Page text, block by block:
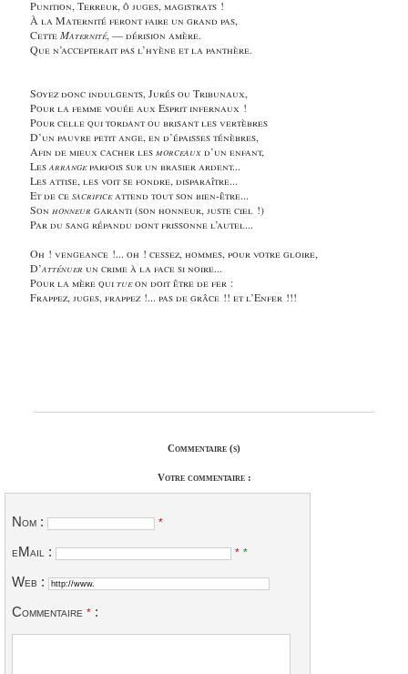
Punition, Terreur, ô juges, magistrats !
À la Maternité feront faire un grand pas,
CetteMaternité, — dérision amère.
Que n’accepterait pas l’hyène et la panthère.
Soyez donc indulgents, Jurés ou Tribunaux,
Pour la femme vouée aux Esprit infernaux !
Pour celle qui tordant ou brisant les vertèbres
D’un pauvre petit ange, en d’épaisses ténèbres,
Afin de mieux cacher les morceauxd’un enfant,
Lesarrangeparfois sur un brasier ardent...
Les attise, les voit se fondre, disparaître...
Et de cesacrificeattend tout son bien-être...
Son honneur garanti (son honneur, juste ciel !)
Par du sang répandu dont frissonne l’autel...
Oh ! vengeance !... oh ! cessez, hommes, pour votre gloire,
D’atténuer un crime à la face si noire...
Pour la mère quitueon doit être de fer :
Frappez, juges, frappez !... pas de grâce !! et l’Enfer !!!
Commentaire (s)
Votre commentaire :
Nom : *
eMail : * *
Web :
Commentaire * :